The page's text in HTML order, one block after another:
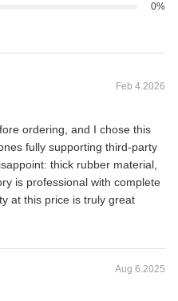
0%
Feb 4.2026
ordering, and I chose this
fully supporting third‑party
thick rubber material,
is professional with complete
at this price is truly great
Aug 6.2025